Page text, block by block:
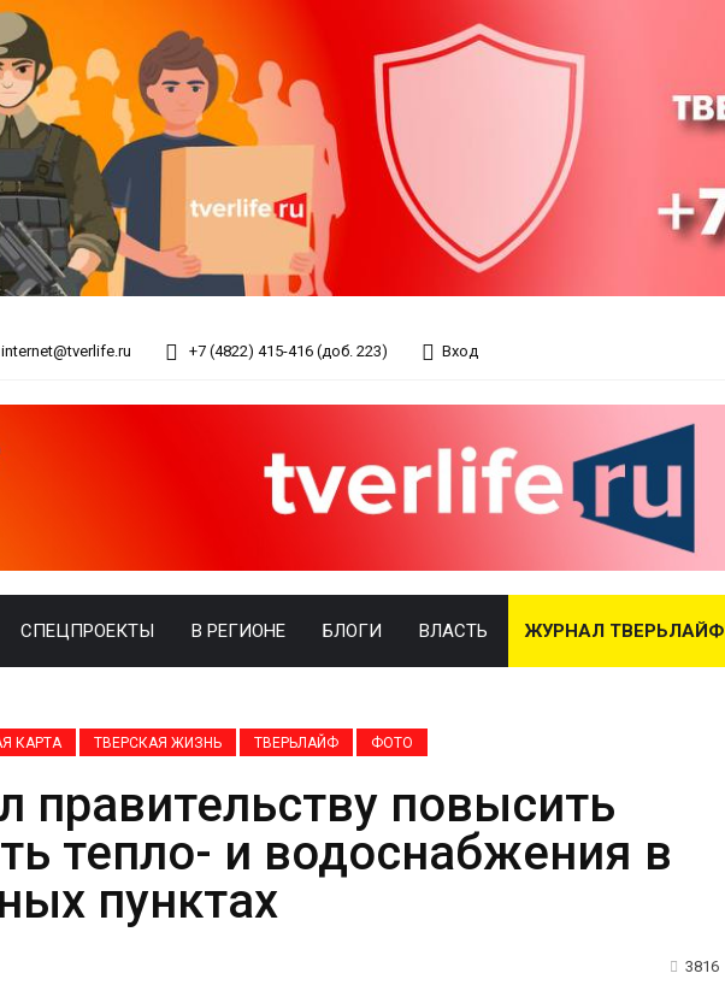
internet@tverlife.ru +7 (4822) 415-416 (доб. 223) Вход
СПЕЦПРОЕКТЫ В РЕГИОНЕ БЛОГИ ВЛАСТЬ ЖУРНАЛ ТВЕРЬЛАЙФ
КАРТА ТВЕРСКАЯ ЖИЗНЬ ТВЕРЬЛАЙФ ФОТО
правительству повысить
тепло- и водоснабжения в
пунктах
3816